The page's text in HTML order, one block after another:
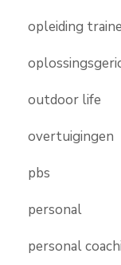
opleiding
outdoor life
overtuigingen
pbs
personal
personal